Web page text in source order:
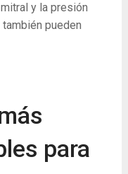
y la presión
pueden
para